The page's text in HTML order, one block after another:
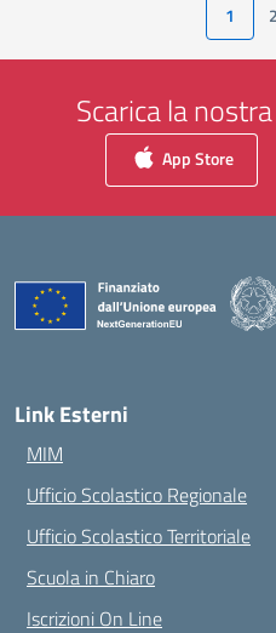
1 2
Scarica la
App Store
Link Esterni
MIM
Ufficio Scolastico Regionale
Ufficio Scolastico Territoriale
Scuola in Chiaro
Iscrizioni On Line